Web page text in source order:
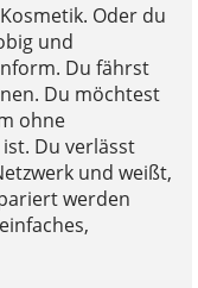
Oder du
und
Du fährst
Du möchtest
ohne
Du verlässt
und weißt,
werden